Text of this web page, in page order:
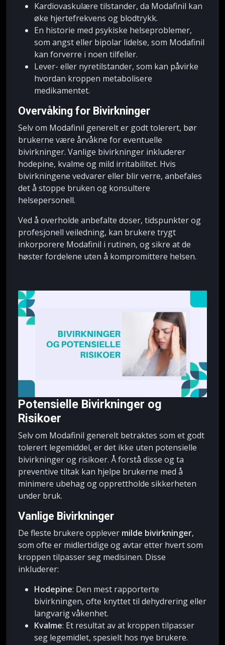
Kardiovaskulære tilstander, da Modafinil kan
øke hjertefrekvens og blodtrykk.
En historie med psykiske helseproblemer,
som angst eller bipolar lidelse, som Modafinil
kan forverre i noen tilfeller.
Lever- eller nyretilstander, som kan påvirke
hvordan kroppen metabolisere
medikamentet.
Overvåking for Bivirkninger
Selv om Modafinil generelt er godt tolerert, bør
brukerne være årvåkne for eventuelle
bivirkninger. Vanlige bivirkninger inkluderer
hodepine, kvalme og mild irritabilitet. Hvis
bivirkningene vedvarer eller blir verre, anbefales
det å stoppe bruken og konsultere
helsepersonell.
Ved å overholde anbefalte doser, tidspunkter og
profesjonell veiledning, kan brukere trygt
inkorporere Modafinil i rutinen, og sikre at de
høster fordelene uten å kompromittere helsen.
Potensielle Bivirkninger og
Risikoer
Selv om Modafinil generelt betraktes som et godt
tolerert legemiddel, er det ikke uten potensielle
bivirkninger og risikoer. Å forstå disse og ta
preventive tiltak kan hjelpe brukerne med å
minimere ubehag og opprettholde sikkerheten
under bruk.
Vanlige Bivirkninger
De fleste brukere opplever milde bivirkninger,
som ofte er midlertidige og avtar etter hvert som
kroppen tilpasser seg medisinen. Disse
inkluderer:
Hodepine: Den mest rapporterte
bivirkningen, ofte knyttet til dehydrering eller
langvarig våkenhet.
Kvalme: Et resultat av at kroppen tilpasser
seg legemidlet, spesielt hos nye brukere.